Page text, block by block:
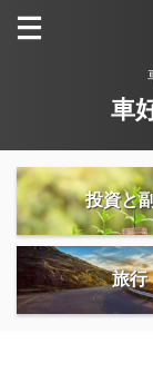
車
投資と
旅行